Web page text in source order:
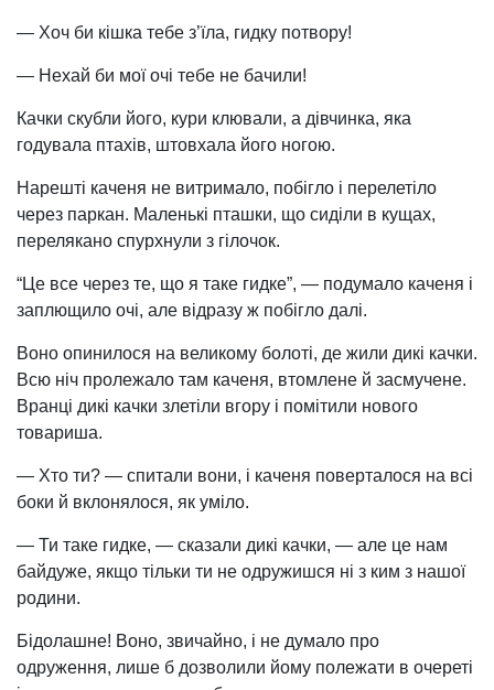
— Хоч би кішка тебе з’їла, гидку потвору!
— Нехай би мої очі тебе не бачили!
Качки скубли його, кури клювали, а дівчинка, яка
годувала птахів, штовхала його ногою.
Нарешті каченя не витримало, побігло і перелетіло
через паркан. Маленькі пташки, що сиділи в кущах,
перелякано спурхнули з гілочок.
“Це все через те, що я таке гидке”, — подумало каченя і
заплющило очі, але відразу ж побігло далі.
Воно опинилося на великому болоті, де жили дикі качки.
Всю ніч пролежало там каченя, втомлене й засмучене.
Bранцi дикі качки злетіли вгору і помітили нового
товариша.
— Хто ти? — спитали вони, і каченя поверталося на всі
боки й вклонялося, як уміло.
— Ти таке гидке, — сказали дикі качки, — але це нам
байдуже, якщо тільки ти не одружишся ні з ким з нашої
родини.
Бідолашне! Воно, звичайно, і не думало про
одруження, лише б дозволили йому полежати в очереті